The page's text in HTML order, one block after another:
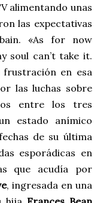
alimentando unas
las expectativas
«As for now
soul can’t take it.
frustración en esa
las luchas sobre
entre los tres
estado anímico
de su última
esporádicas en
que acudía por
, ingresada en una